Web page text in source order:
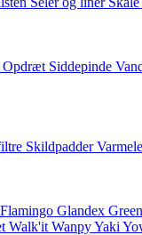
Opdræt Siddepinde
Skildpadder
Flamingo Glandex
Walk'it WanpyYaki